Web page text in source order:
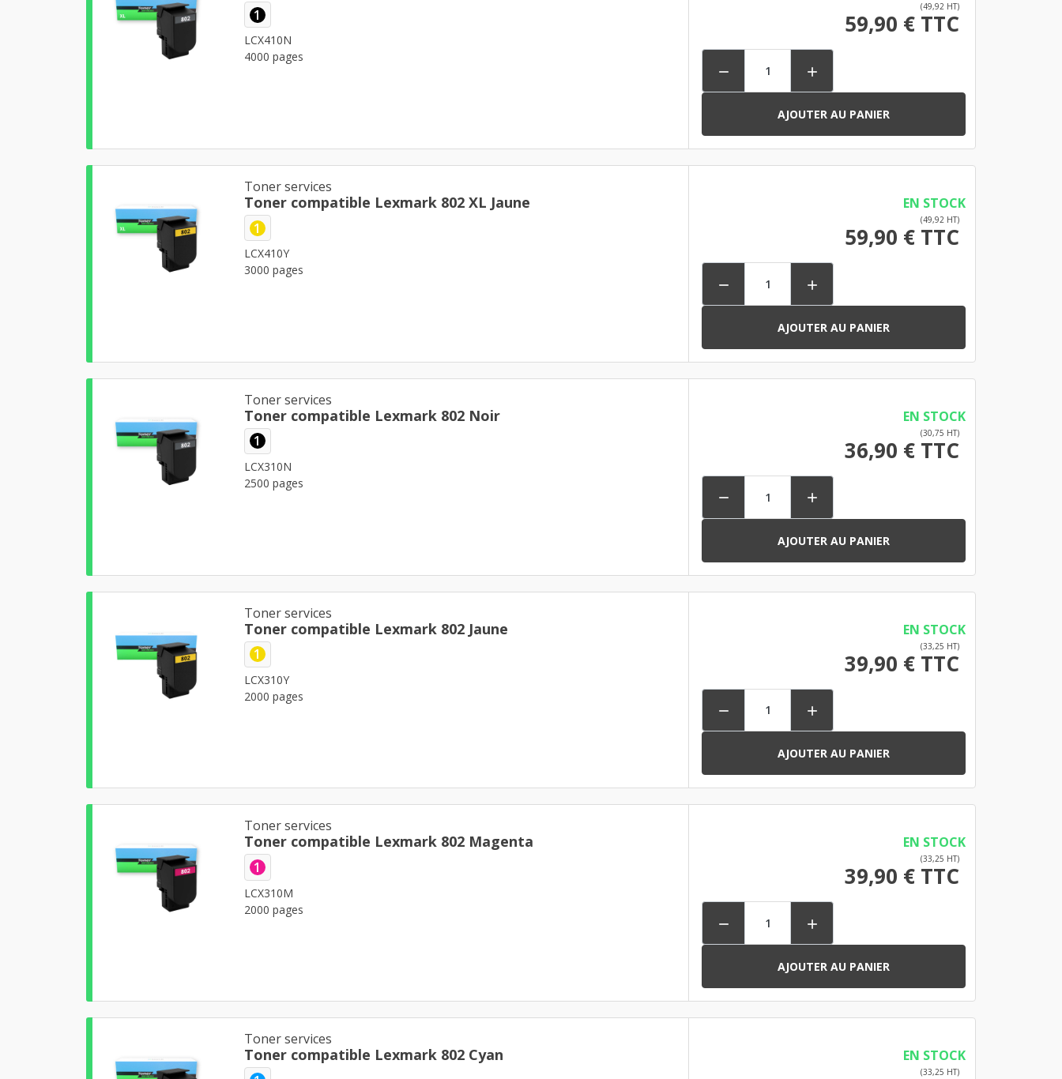
1
LCX410N
4000 pages
(49,92 HT)
59,90 € TTC
 
AJOUTER AU PANIER
Toner services
Toner compatible Lexmark 802 XL Jaune
1
LCX410Y
3000 pages
EN STOCK
(49,92 HT)
59,90 € TTC
 
AJOUTER AU PANIER
Toner services
Toner compatible Lexmark 802 Noir
1
LCX310N
2500 pages
EN STOCK
(30,75 HT)
36,90 € TTC
 
AJOUTER AU PANIER
Toner services
Toner compatible Lexmark 802 Jaune
1
LCX310Y
2000 pages
EN STOCK
(33,25 HT)
39,90 € TTC
 
AJOUTER AU PANIER
Toner services
Toner compatible Lexmark 802 Magenta
1
LCX310M
2000 pages
EN STOCK
(33,25 HT)
39,90 € TTC
 
AJOUTER AU PANIER
Toner services
Toner compatible Lexmark 802 Cyan EN STOCK
(33,25 HT)